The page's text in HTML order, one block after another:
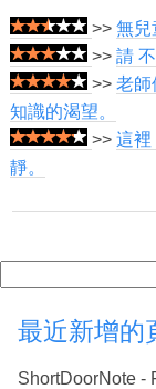
>> 無兒
>> 請
>> 老師
知識的渴望。
>> 這裡
靜。
最近新增的
ShortDoorNote -